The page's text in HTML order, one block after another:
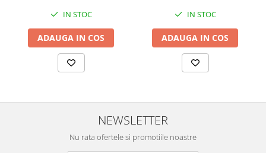
IN STOC
ADAUGA IN COS
IN STOC
ADAUGA IN COS
NEWSLETTER
Nu rata ofertele si promotiile noastre